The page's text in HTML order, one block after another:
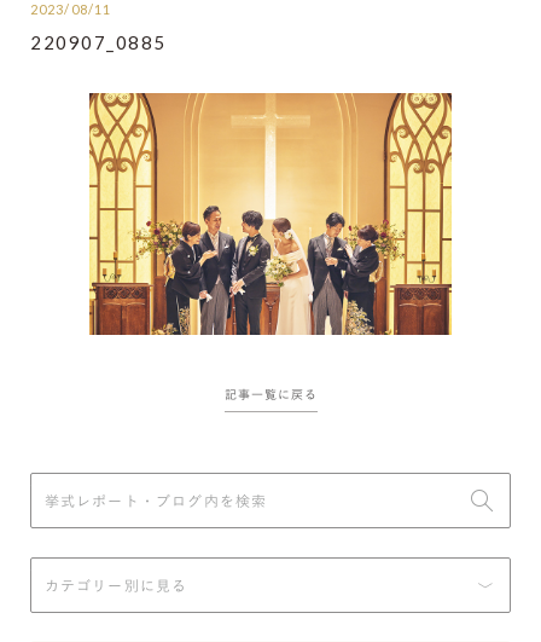
2023/08/11
220907_0885
記事一覧に戻る